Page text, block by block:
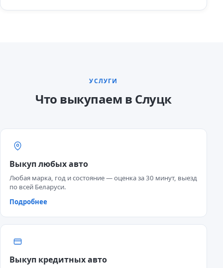
УСЛУГИ
Что выкупаем в Слуцк
Выкуп любых авто
Любая марка, год и состояние — оценка за 30 минут, выезд
по всей Беларуси.
Подробнее
Выкуп кредитных авто